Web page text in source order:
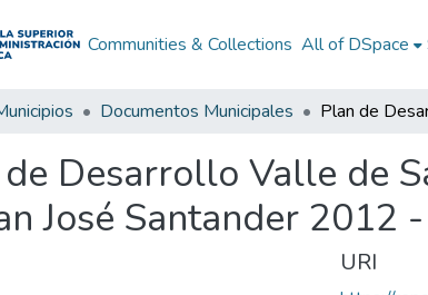
Communities & Collections All of DSpace
Documentos Municipales
Desarrollo Valle de
José Santander 2012
URI